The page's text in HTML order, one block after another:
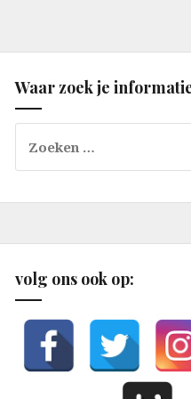
Waar zoek je
naar:
volg ons ook op: